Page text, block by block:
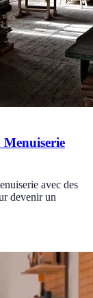
Menuiserie
avec des
devenir un